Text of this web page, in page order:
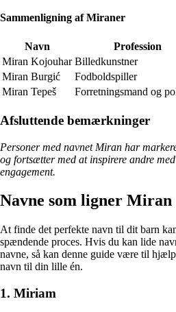
Sammenligning af Miraner
Navn
Profession
Miran Kojouhar Billedkunstner
Miran Burgić
Fodboldspiller
Miran Tepeš
Forretningsmand og
Afsluttende bemærkninger
Personer med navnet Miran har
og fortsætter med at inspirere andre
engagement.
Navne som ligner Miran
At finde det perfekte navn til dit barn
spændende proces. Hvis du kan lide
navne, så kan denne guide være til
navn til din lille én.
1. Miriam